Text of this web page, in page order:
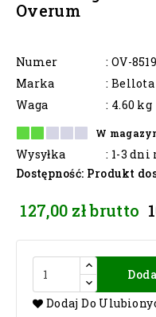
Overum
Numer
: OV-
Marka
: Bellota
Waga
: 4.60 kg
W
Wysyłka
: 1-3 dni
Dostępność: Produkt
127,00 zł brutto
Dodaj Do